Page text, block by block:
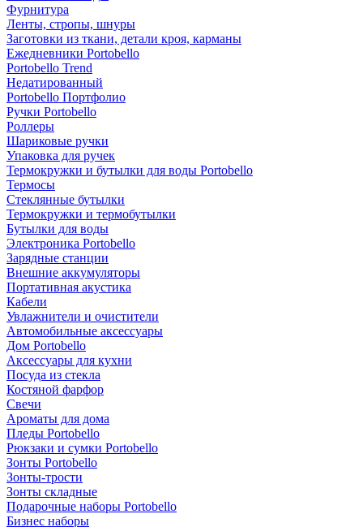
Фурнитура
Ленты, стропы, шнуры
Заготовки из ткани, детали кроя, карманы
Ежедневники Portobello
Portobello Trend
Недатированный
Portobello Портфолио
Ручки Portobello
Роллеры
Шариковые ручки
Упаковка для ручек
Термокружки и бутылки для воды Portobello
Термосы
Стеклянные бутылки
Термокружки и термобутылки
Бутылки для воды
Электроника Portobello
Зарядные станции
Внешние аккумуляторы
Портативная акустика
Кабели
Увлажнители и очистители
Автомобильные аксессуары
Дом Portobello
Аксессуары для кухни
Посуда из стекла
Костяной фарфор
Свечи
Ароматы для дома
Пледы Portobello
Рюкзаки и сумки Portobello
Зонты Portobello
Зонты-трости
Зонты складные
Подарочные наборы Portobello
Бизнес наборы